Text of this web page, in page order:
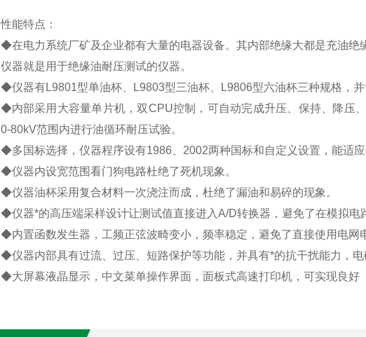
性能特点：
◆在电力系统厂矿及企业都有大量的电器设备。其内部绝缘大都是充油
仪器就是用于绝缘油耐压测试的仪器。
◆仪器有L9801型单油杯、L9803型三油杯、L9806型六油杯三种规格，
◆内部采用大容量单片机，双CPU控制，可自动完成升压、保持、降压
0-80kV范围内进行油循环耐压试验。
◆多国标选择，仪器程序设有1986、2002两种国标和自定义设置，能适应
◆仪器内设宽范围看门狗电路杜绝了死机现象。
◆仪器油杯采用复合材料一次浇注而成，杜绝了漏油和易碎的现象。
◆仪器*的高压端采样设计让测试值直接进入A/D转换器，避免了在模拟电
◆内置函数发生器，工频正弦波畸变小，频率稳定，避免了直接使用电网
◆仪器内部具有过流、过压、短路保护等功能，并具有*的抗干扰能力，电
◆大屏幕液晶显示，中文菜单操作界面，面板式高速打印机，可实现良好